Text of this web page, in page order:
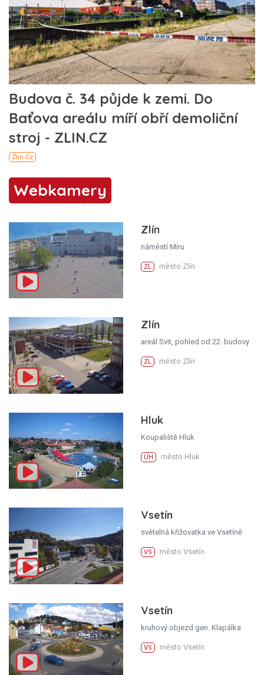
Webkamery
Zlín
náměstí Míru
ZL město Zlín
Zlín
areál Svit, pohled od 22. budovy
ZL město Zlín
Hluk
Koupaliště Hluk
UH město Hluk
Vsetín
světelná křižovatka ve Vsetíně
VS město Vsetín
Vsetín
kruhový objezd gen. Klapálka
VS město Vsetín